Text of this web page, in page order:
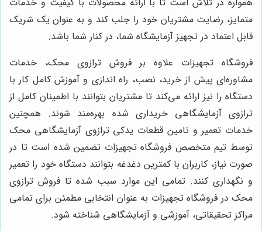
متمایز، رضایت مشتریان خود را جلب کند و به عنوان یک شریک
قابل اعتماد در تجهیز آزمایشگاه شما، در کنار شما باشد.
فروشگاه تجهیزات علاوه بر فروش ترازوی محک، خدمات
مشاوره‌ای پیش از خرید، نصب، راه اندازی و آموزش کامل کار با
دستگاه را نیز ارائه می‌کند تا مشتریان بتوانند با اطمینان کامل از
ترازوی آزمایشگاهی خریداری شده بهره‌مند شوند. همچنین
خدمات تعمیر و تامین قطعات یدکی ترازوی آزمایشگاهی محک
توسط تیم متخصص فروشگاه تجهیزات تضمین شده است تا در
صورت نیاز، کاربران با کمترین دغدغه بتوانند دستگاه خود را تعمیر
و نگهداری کنند. تمامی این موارد سبب شده تا فروش ترازوی
محک در فروشگاه تجهیزات به عنوان انتخابی مطمئن برای تمامی
مراکز تحقیقاتی، آموزشی و آزمایشگاهی شناخته شود.